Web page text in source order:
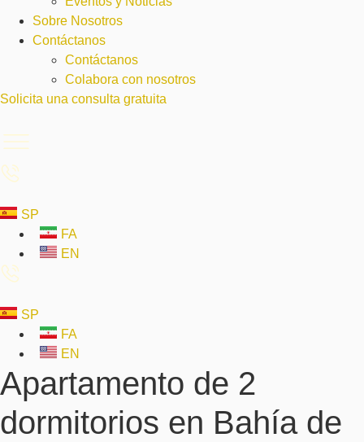
Sobre Nosotros
Contáctanos
Contáctanos
Colabora con nosotros
Solicita una consulta gratuita
SP
FA
EN
SP
FA
EN
Apartamento de 2
dormitorios en Bahía de